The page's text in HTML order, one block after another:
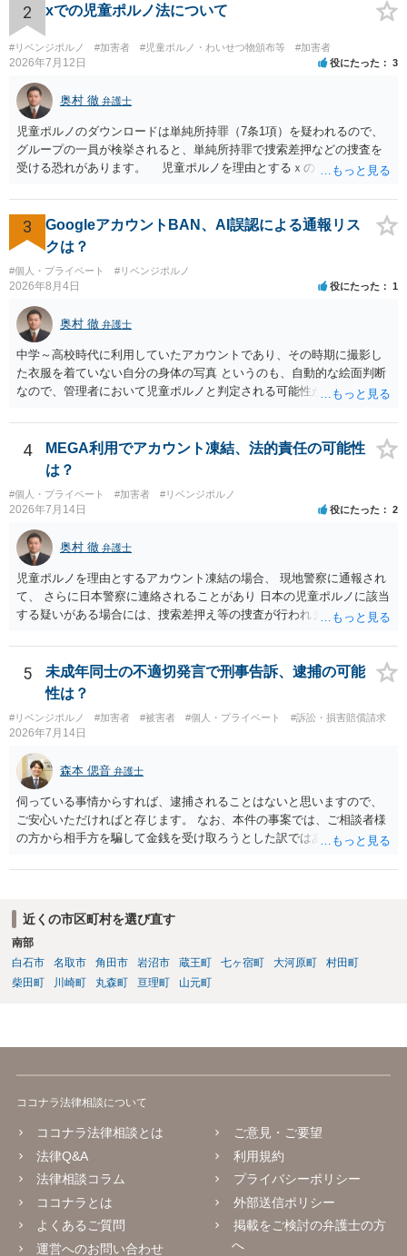
2 xでの児童ポルノ法について
#リベンジポルノ #加害者 #児童ポルノ・わいせつ物頒布等 #加害者
2026年7月12日 役にたった 3
奥村 徹 弁護士
児童ポルノのダウンロードは単純所持罪（7条1項）を疑われるので、
グループの一員が検挙されると、単純所持罪で捜索差押などの捜査を
受ける恐れがあります。 児童ポルノを理由とするｘのアカウント凍
は珍しくない）、これも捜索差押を受けるおそれがあります
3
GoogleアカウントBAN、AI誤認による通報リス
クは？
#個人・プライベート #リベンジポルノ
2026年8月4日 役にたった 1
奥村 徹 弁護士
中学～高校時代に利用していたアカウントであり、その時期に撮影し
た衣服を着ていない自分の身体の写真 というのも、自動的な絵面判断
なので、管理者において児童ポルノと判定される可能性があります。
4
MEGA利用でアカウント凍結、法的責任の可能性
は？
#個人・プライベート #加害者 #リベンジポルノ
2026年7月14日 役にたった 2
奥村 徹 弁護士
児童ポルノを理由とするアカウント凍結の場合、 現地警察に通報され
て、 さらに日本警察に連絡されることがあり 日本の児童ポルノに該当
する疑いがある場合には、捜索差押え等の捜査が行われます。 実際に
ください。
5
未成年同士の不適切発言で刑事告訴、逮捕の可能
性は？
#リベンジポルノ #加害者 #被害者 #個人・プライベート #訴訟・損害賠償請求
2026年7月14日
森本 偲音 弁護士
伺っている事情からすれば、逮捕されることはないと思いますので、
ご安心いただければと存じます。 なお、本件の事案では、ご相談者様
の方から相手方を騙して金銭を受け取ろうとした訳ではありませんの
近くの市区町村を選び直す
南部
白石市
名取市 角田市 岩沼市 蔵王町 七ヶ宿町 大河原町
村田町
柴田町
川崎町 丸森町 亘理町 山元町
ココナラ法律相談について
ココナラ法律相談とは
法律Q&A
法律相談コラム
ココナラとは
よくあるご質問
運営へのお問い合わせ
ご意見・ご要望
利用規約
プライバシーポリシー
外部送信ポリシー
掲載をご検討の弁護士の方
へ